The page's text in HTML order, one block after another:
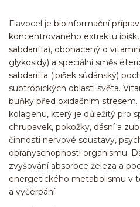
Flavocel je bioinformační
koncentrovaného extraktu
sabdariffa), obohacený o
glykosidy) a speciální směs
sabdariffa (ibišek súdánský)
subtropických oblastí světa.
buňky před oxidačním
kolagenu, který je důležitý pro
chrupavek, pokožky, dásní a
činnosti nervové soustavy,
obranyschopnosti organismu.
zvyšování absorbce železa a
energetického metabolismu v
a vyčerpání.